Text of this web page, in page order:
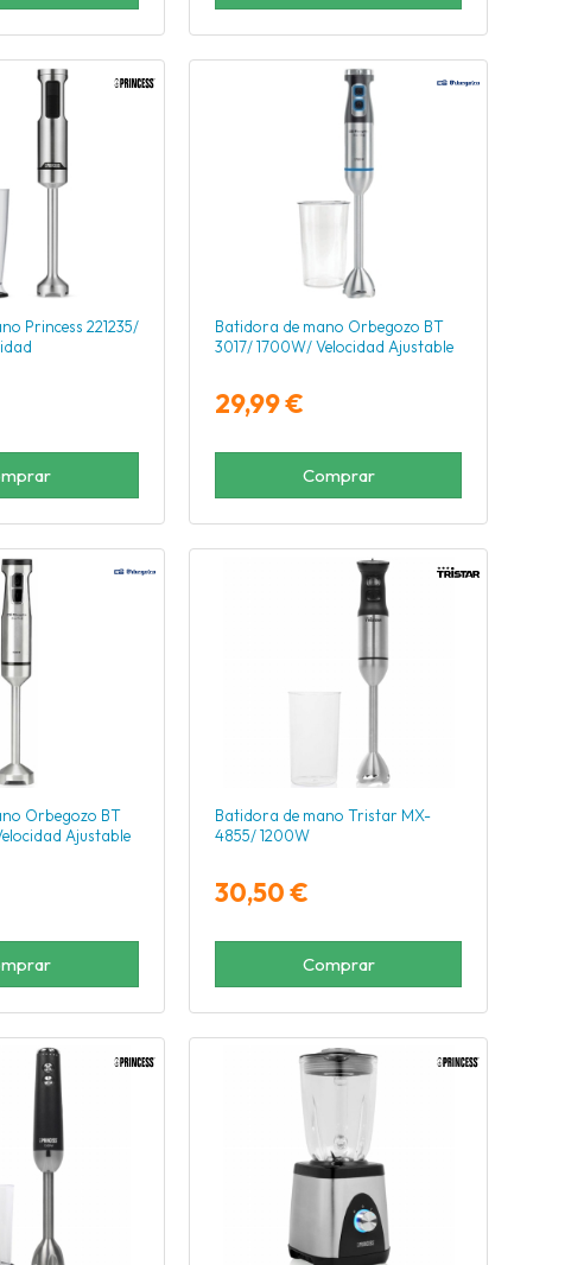
Princess 221235/
Batidora de mano Orbegozo BT
3017/ 1700W/ Velocidad Ajustable
29,99 €
Comprar
Orbegozo BT
Ajustable
Batidora de mano Tristar MX-
4855/ 1200W
30,50 €
Comprar